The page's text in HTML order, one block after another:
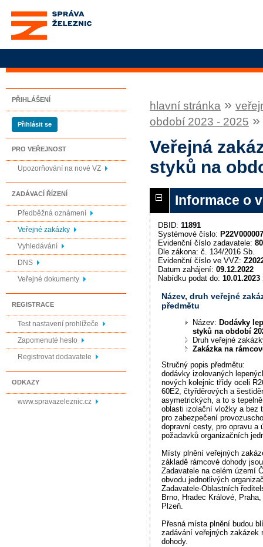
Správa železnic, státní
organizace
PŘIHLÁŠENÍ
Přihlásit se
PRO VEŘEJNOST
Upozorňování na nové VZ
ZADÁVACÍ ŘÍZENÍ
Předběžná oznámení
Veřejné zakázky
Vyhledávání
DNS
Veřejné dokumenty
REGISTRACE
Test nastavení prohlížeče
Zapomenuté heslo
Registrovat dodavatele
ODKAZY
www.spravazeleznic.cz
hlavní stránka »
období 2023 - 2025 »
Veřejná
styků na
Informace o
DBID: 11891
Systémové číslo:
Evidenční číslo zadavatele:
Dle zákona: č. 134/2016 Sb.
Evidenční číslo ve VVZ:
Datum zahájení: 09.12.2022
Nabídku podat do: 10.01.2023
Název, druh veřejné
předmětu
Název:Dodávky
styků na období
Druh veřejné
Zakázka na
Stručný popis předmětu:
dodávky izolovaných
nových kolejnic třídy oceli
60E2, čtyřděrových a
asymetrických, a to s
oblasti izolační vložky a bez
pro zabezpečení
dopravní cesty, pro opravu a
požadavků organizačních
Místy plnění veřejných
základě rámcové dohody
Zadavatele na celém území
obvodu jednotlivých
Zadavatele-Oblastních
Brno, Hradec Králové,
Plzeň.
Přesná místa plnění budou
zadávání veřejných zakázek
dohody.